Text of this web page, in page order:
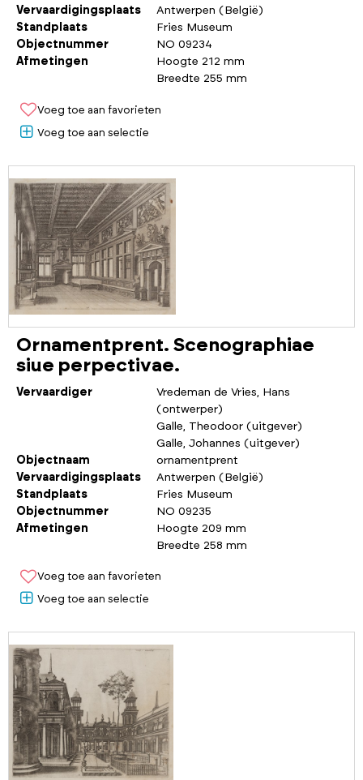
Vervaardigingsplaats
Antwerpen (België)
Standplaats
Fries Museum
Objectnummer
NO 09234
Afmetingen
Hoogte 212 mm
Breedte 255 mm
Voeg toe aan favorieten
Voeg toe aan selectie
Ornamentprent. Scenographiae
siue perpectivae.
Vervaardiger
Vredeman de Vries, Hans
(ontwerper)
Galle, Theodoor (uitgever)
Galle, Johannes (uitgever)
Objectnaam
ornamentprent
Vervaardigingsplaats
Antwerpen (België)
Standplaats
Fries Museum
Objectnummer
NO 09235
Afmetingen
Hoogte 209 mm
Breedte 258 mm
Voeg toe aan favorieten
Voeg toe aan selectie